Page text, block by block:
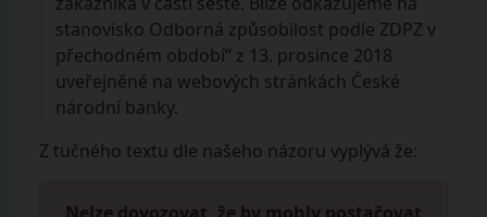
stanovisko Odborná způsobilost podle ZDPZ v
přechodném období“ z 13. prosince 2018
uveřejněné na webových stránkách České
národní banky.
Z tučného textu dle našeho názoru vyplývá že: